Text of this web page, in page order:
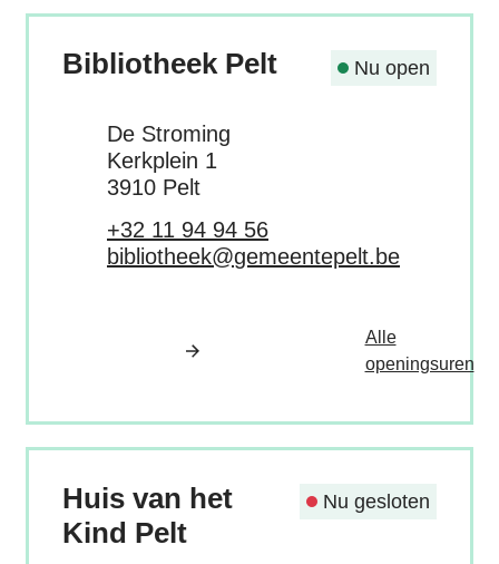
Bibliotheek Pelt Nu open
AdresDe Stroming
Kerkplein 1
,3910 Pelt
+32 11 94 94 56
E-mailbibliotheek@gemeentepelt.be
Alle
openingsuren
Huis van het
Kind Pelt
Nu gesloten